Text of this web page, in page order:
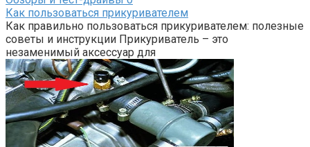
Как пользоваться прикуривателем
Как правильно пользоваться прикуривателем: полезные
советы и инструкции Прикуриватель – это
незаменимый аксессуар для